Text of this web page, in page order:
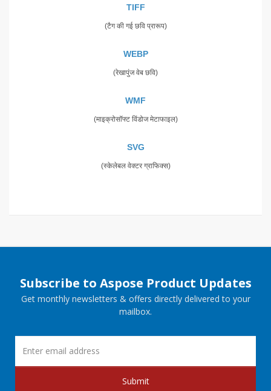
TIFF
(टैग की गई छवि प्रारूप)
WEBP
(रेखापुंज वेब छवि)
WMF
(माइक्रोसॉफ्ट विंडोज मेटाफाइल)
SVG
(स्केलेबल वेक्टर ग्राफिक्स)
Subscribe to Aspose Product Updates
Get monthly newsletters & offers directly delivered to your
mailbox.
Submit